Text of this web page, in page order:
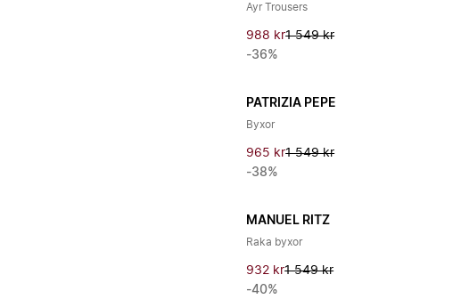
Ayr Trousers
988 kr1 549 kr
-36%
PATRIZIA PEPE
Byxor
965 kr1 549 kr
-38%
MANUEL RITZ
Raka byxor
932 kr1 549 kr
-40%